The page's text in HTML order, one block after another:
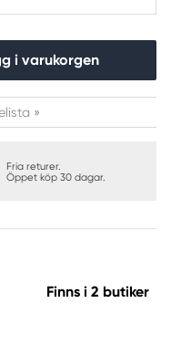
i varukorgen
»
Fria returer.
Öppet köp 30 dagar.
Finns i 2 butiker